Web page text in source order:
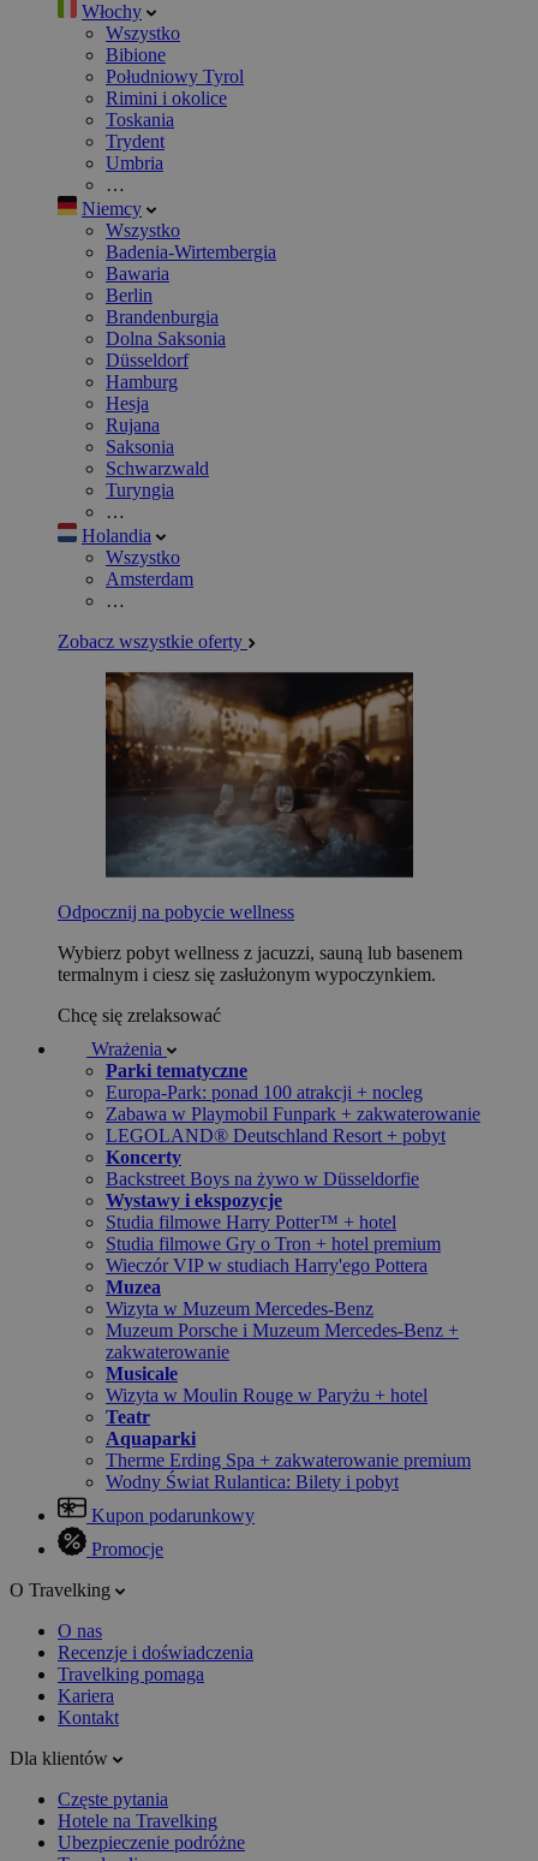
Włochy
Wszystko
Bibione
Południowy Tyrol
Rimini i okolice
Toskania
Trydent
Umbria
…
Niemcy
Wszystko
Badenia-Wirtembergia
Bawaria
Berlin
Brandenburgia
Dolna Saksonia
Düsseldorf
Hamburg
Hesja
Rujana
Saksonia
Schwarzwald
Turyngia
…
Holandia
Wszystko
Amsterdam
…
Zobacz wszystkie oferty
Odpocznij na pobycie wellness
Wybierz pobyt wellness z jacuzzi, sauną lub basenem
termalnym i ciesz się zasłużonym wypoczynkiem.
Chcę się zrelaksować
Wrażenia
Parki tematyczne
Europa-Park: ponad 100 atrakcji + nocleg
Zabawa w Playmobil Funpark + zakwaterowanie
LEGOLAND® Deutschland Resort + pobyt
Koncerty
Backstreet Boys na żywo w Düsseldorfie
Wystawy i ekspozycje
Studia filmowe Harry Potter™ + hotel
Studia filmowe Gry o Tron + hotel premium
Wieczór VIP w studiach Harry'ego Pottera
Muzea
Wizyta w Muzeum Mercedes-Benz
Muzeum Porsche i Muzeum Mercedes-Benz +
zakwaterowanie
Musicale
Wizyta w Moulin Rouge w Paryżu + hotel
Teatr
Aquaparki
Therme Erding Spa + zakwaterowanie premium
Wodny Świat Rulantica: Bilety i pobyt
Kupon podarunkowy
Promocje
O Travelking
O nas
Recenzje i doświadczenia
Travelking pomaga
Kariera
Kontakt
Dla klientów
Częste pytania
Hotele na Travelking
Ubezpieczenie podróżne